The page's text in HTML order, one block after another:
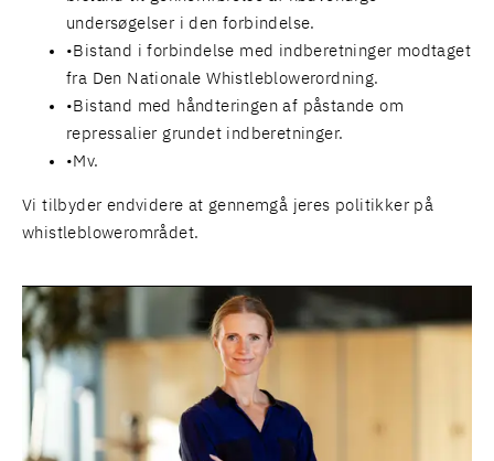
undersøgelser i den forbindelse.
Bistand i forbindelse med indberetninger modtaget
fra Den Nationale Whistleblowerordning.
Bistand med håndteringen af påstande om
repressalier grundet indberetninger.
Mv.
Vi tilbyder endvidere at gennemgå jeres politikker på
whistleblowerområdet.